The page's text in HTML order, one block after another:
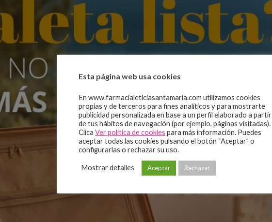
Esta página web usa cookies
En www.farmacialeticiasantamaria.com utilizamos cookies
propias y de terceros para fines analíticos y para mostrarte
publicidad personalizada en base a un perfil elaborado a partir
de tus hábitos de navegación (por ejemplo, páginas visitadas).
Clica Ver política de cookies para más información. Puedes
aceptar todas las cookies pulsando el botón “Aceptar” o
configurarlas o rechazar su uso.
Mostrar detalles Aceptar Rechazar